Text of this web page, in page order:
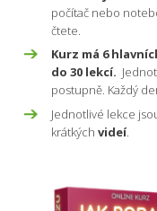
počítač nebo
čtete.
Kurz má 6
do 30 lekcí.
postupně. Každý
Jednotlivé lekce
krátkých videí.